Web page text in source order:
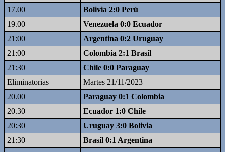
17.00
Bolivia 2:0 Perú
19.00
Venezuela 0:0 Ecuador
21:00
Argentina 0:2 Uruguay
21:00
Colombia 2:1 Brasil
21:30
Chile 0:0 Paraguay
Eliminatorias
Martes 21/11/2023
20.00
Paraguay 0:1 Colombia
20.30
Ecuador 1:0 Chile
20:30
Uruguay 3:0 Bolivia
21:30
Brasil 0:1 Argentina